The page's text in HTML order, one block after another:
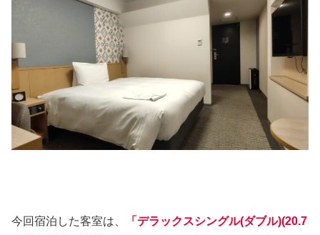
今回宿泊した客室は、
「デラックスシングル(ダブル)(20.7